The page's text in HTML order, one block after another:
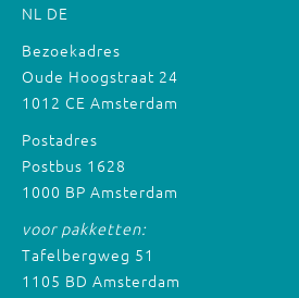
NL DE
Bezoekadres
Oude Hoogstraat 24
1012 CE Amsterdam
Postadres
Postbus 1628
1000 BP Amsterdam
voor pakketten:
Tafelbergweg 51
1105 BD Amsterdam